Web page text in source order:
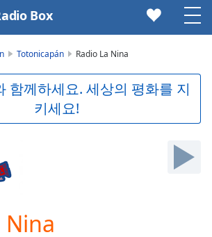
Box
Totonicapán Radio La Nina
함께하세요. 세상의 평화를 지
키세요!
Nina